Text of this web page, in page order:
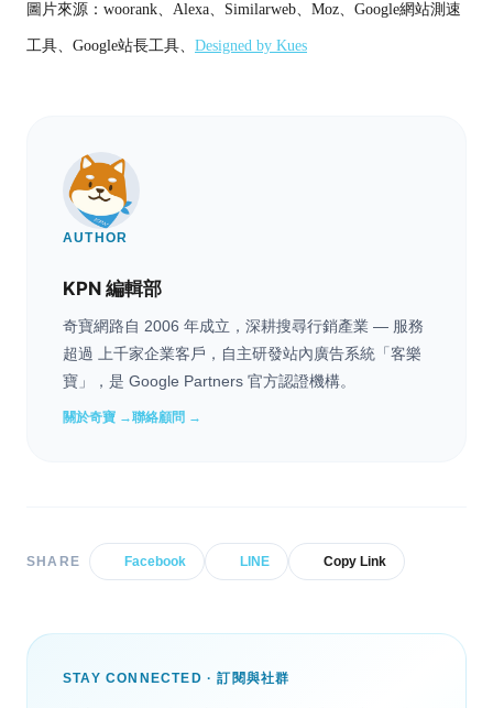
圖片來源：woorank、Alexa、Similarweb、Moz、Google網站測速
工具、Google站長工具、 Designed by Kues
AUTHOR
KPN 編輯部
奇寶網路自 2006 年成立，深耕搜尋行銷產業 — 服務
超過 上千家企業客戶，自主研發站內廣告系統「客樂
寶」，是 Google Partners 官方認證機構。
關於奇寶 →聯絡顧問 →
SHARE Facebook LINE Copy Link
STAY CONNECTED · 訂閱與社群